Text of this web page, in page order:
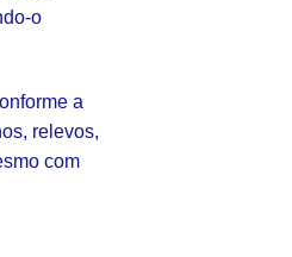
o
a
relevos,
com